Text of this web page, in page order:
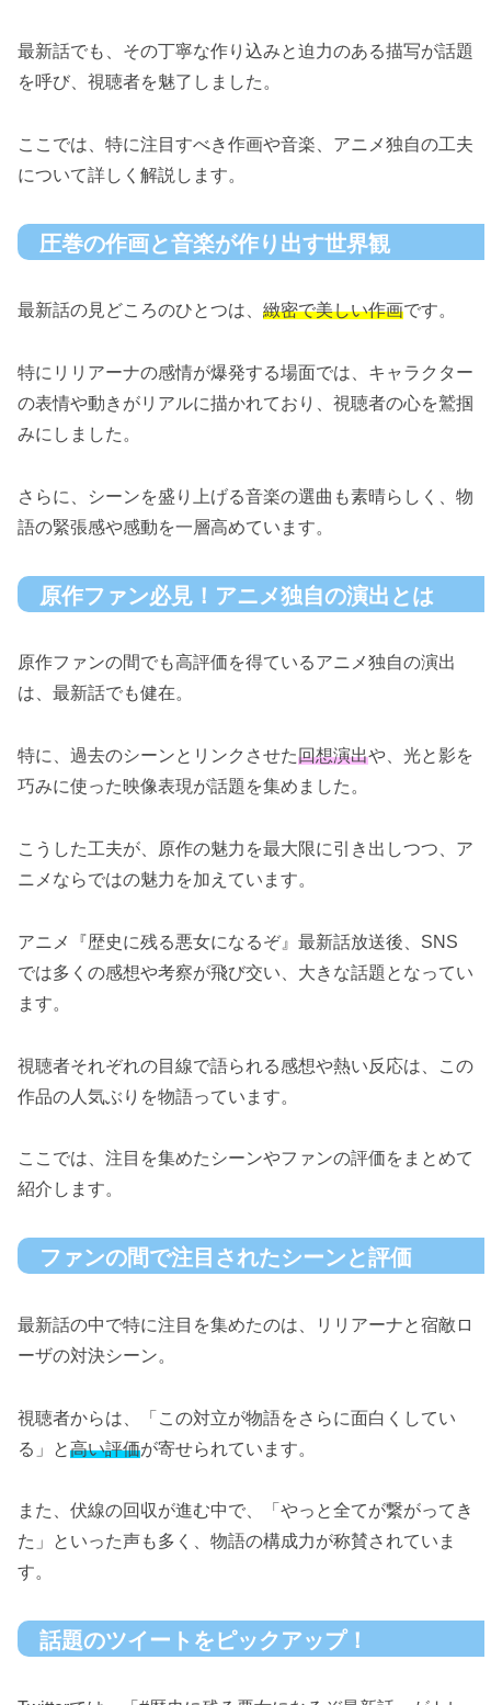
最新話でも、その丁寧な作り込みと迫力のある描写が話題
を呼び、視聴者を魅了しました。
ここでは、特に注目すべき作画や音楽、アニメ独自の工夫
について詳しく解説します。
圧巻の作画と音楽が作り出す世界観
最新話の見どころのひとつは、 緻密で美しい作画です。
特にリリアーナの感情が爆発する場面では、キャラクター
の表情や動きがリアルに描かれており、視聴者の心を鷲掴
みにしました。
さらに、シーンを盛り上げる音楽の選曲も素晴らしく、物
語の緊張感や感動を一層高めています。
原作ファン必見！アニメ独自の演出とは
原作ファンの間でも高評価を得ているアニメ独自の演出
は、最新話でも健在。
特に、過去のシーンとリンクさせた回想演出や、光と影を
巧みに使った映像表現が話題を集めました。
こうした工夫が、原作の魅力を最大限に引き出しつつ、ア
ニメならではの魅力を加えています。
アニメ『歴史に残る悪女になるぞ』最新話放送後、SNS
では多くの感想や考察が飛び交い、大きな話題となってい
ます。
視聴者それぞれの目線で語られる感想や熱い反応は、この
作品の人気ぶりを物語っています。
ここでは、注目を集めたシーンやファンの評価をまとめて
紹介します。
ファンの間で注目されたシーンと評価
最新話の中で特に注目を集めたのは、リリアーナと宿敵ロ
ーザの対決シーン。
視聴者からは、「この対立が物語をさらに面白くしてい
る」と高い評価が寄せられています。
また、伏線の回収が進む中で、「やっと全てが繋がってき
た」といった声も多く、物語の構成力が称賛されていま
す。
話題のツイートをピックアップ！